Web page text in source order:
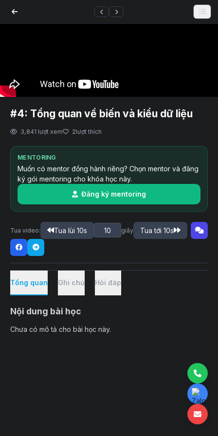
#4: Tổng quan về biến và kiểu dữ liệu
3,841 lượt xem 2lượt thích
MENTORING
Muốn có mentor đồng hành riêng? Chọn mentor và đăng
ký gói mentoring cho khóa học này.
Đăng ký mentoring
Tua video: Tua lùi 10s giây Tua tới 10s
Tổng quan Ghi chú Hỏi đáp
Nội dung bài học
Chưa có mô tả cho bài học này.